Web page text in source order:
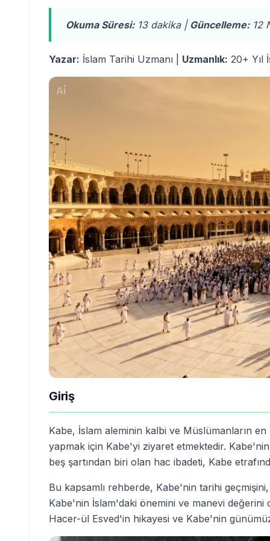
Okuma Süresi:13 dakika | Güncelleme:12
Yazar: İslam Tarihi Uzmanı | Uzmanlık: 20+ Yıl
Giriş
Kabe, İslam aleminin kalbi ve Müslümanların
yapmak için Kabe'yi ziyaret etmektedir.
beş şartından biri olan hac ibadeti, Kabe
Bu kapsamlı rehberde, Kabe'nin tarihi
Kabe'nin İslam'daki önemini ve manevi
Hacer-ül Esved'in hikayesi ve Kabe'nin